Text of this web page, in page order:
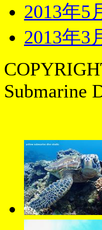
2013年5
2013年3
Submarine